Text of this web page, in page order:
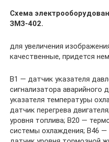
Схема
ЗМЗ-402.
для увеличения
качественные, придется
В1 — датчик указателя
сигнализатора аварийного
указателя температуры
датчик перегрева
уровня топлива; В20 —
системы охлаждения; В46